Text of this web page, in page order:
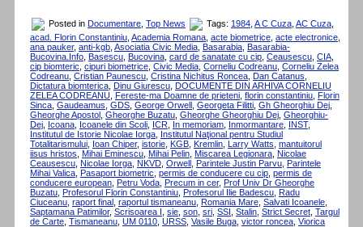
Posted in Documentare Top News Tags: 1984 A C Cuza AC Cuza
acad. Florin Constantiniu Academia Romana acte biometrice acte electronice
ana pauker, anti-kgb Asociatia Civic Media Basarabia Basarabia-
Bucovina.Info Basescu Bucovina card de sanatate cu cip Ceausescu CIA
cip biomteric cipuri biometrice Civic Media Corneliu Codreanu Corneliu Zelea
Codreanu Cristian Paunescu Cristina Nichitus Roncea Dan Catanus
Dictatura biomterica Dinu Giurescu DOCUMENTE DIN ARHIVA CORNELIU
ZELEA CODREANU Fereste-ma Doamne de prieteni florin constantiniu Florin
Sinca Gaudeamus GDS George Orwell Georgeta Filitti Gh Gheorghiu Dej
Gheorghe Apostol Gheorghe Buzatu Gheorghe Gheorghiu Dej Gheorghiu-
Dej Icoana Icoanele din Scoli ICR In memoriam Inmormantare INST,
Institutul de Istorie Nicolae Iorga Institutul Naţional pentru Studiul
Totalitarismului Ioan Chiper, istorie KGB Kremlin Larry Watts mantuitorul
iisus hristos Mihai Eminescu Mihai Pelin Miscarea Legionara Nicolae
Ceausescu Nicolae Iorga NKVD Orwell Parintele Justin Parvu Parintele
Mihai Valica Pasaport biometric permis de conducere cu cip permis de
conducere european Petru Voda Precum in cer, Prof Univ Dr Gheorghe
Buzatu Profesorul Florin Constantiniu Profesorul Ilie Badescu Radu
Ciuceanu raport final raportul tismaneanu Romania Mare Salvati Icoanele
Saptamana Patimilor, Scrisoarea I sie son sri SSI Stalin Strict Secret Targul
de Carte Tismaneanu UM 0110 URSS Vasile Buga victor roncea Viorica